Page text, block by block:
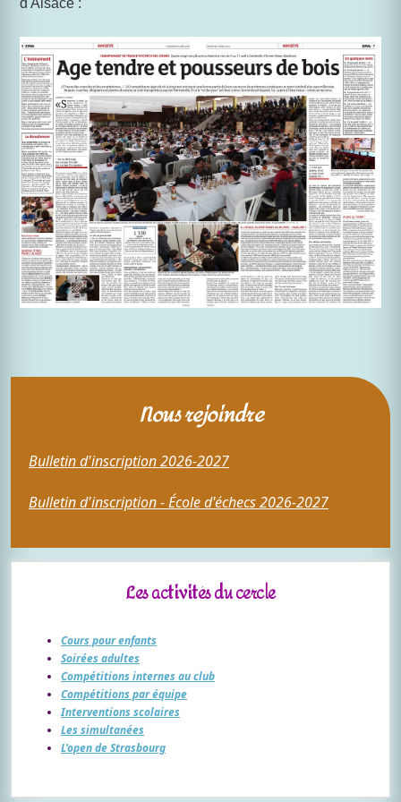
d'Alsace :
Nous rejoindre
Bulletin d'inscription 2026-2027
Bulletin d'inscription - École d'échecs 2026-2027
Les activités du cercle
Cours pour enfants
Soirées adultes
Compétitions internes au club
Compétitions par équipe
Interventions scolaires
Les simultanées
L'open de Strasbourg